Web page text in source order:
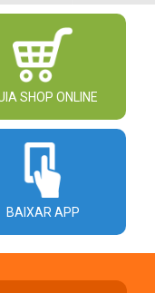
SHOP ONLINE
BAIXAR APP